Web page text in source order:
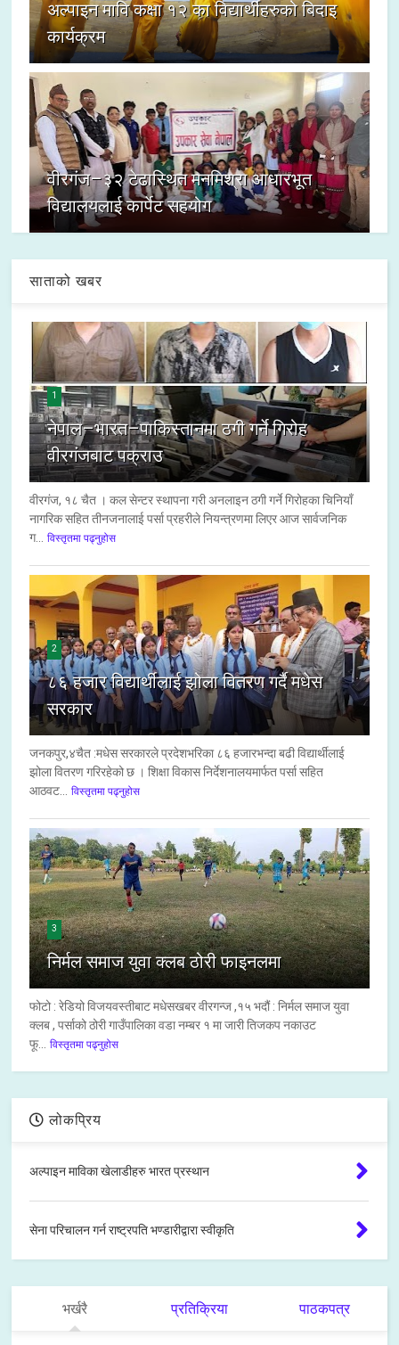
अल्पाइन मावि कक्षा १२ का विद्यार्थीहरुको बिदाइ
कार्यक्रम
वीरगंज–३२ टेढास्थित मनमिश्रा आधारभूत
विद्यालयलाई कार्पेट सहयोग
साताको खबर
1
नेपाल–भारत–पाकिस्तानमा ठगी गर्ने गिरोह
वीरगंजबाट पक्राउ
वीरगंज, १८ चैत । कल सेन्टर स्थापना गरी अनलाइन ठगी गर्ने गिरोहका चिनियाँ
नागरिक सहित तीनजनालाई पर्सा प्रहरीले नियन्त्रणमा लिएर आज सार्वजनिक
ग...
विस्तृतमा पढ्नुहोस
2
८६ हजार विद्यार्थीलाई झोला वितरण गर्दै मधेस
सरकार
जनकपुर,४चैत :मधेस सरकारले प्रदेशभरिका ८६ हजारभन्दा बढी विद्यार्थीलाई
झोला वितरण गरिरहेको छ । शिक्षा विकास निर्देशनालयमार्फत पर्सा सहित
आठवट...
विस्तृतमा पढ्नुहोस
3
निर्मल समाज युवा क्लब ठोरी फाइनलमा
फोटो : रेडियो विजयवस्तीबाट मधेसखबर वीरगन्ज ,१५ भदौं : निर्मल समाज युवा
क्लब , पर्साको ठोरी गाउँपालिका वडा नम्बर १ मा जारी तिजकप नकाउट
फू...
विस्तृतमा पढ्नुहोस
लोकप्रिय
अल्पाइन माविका खेलाडीहरु भारत प्रस्थान
सेना परिचालन गर्न राष्ट्रपति भण्डारीद्वारा स्वीकृति
भर्खरै प्रतिक्रिया पाठकपत्र